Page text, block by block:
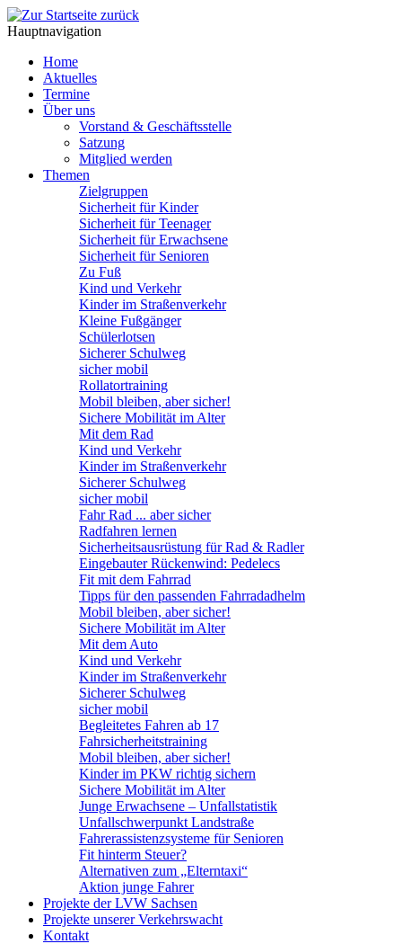
Hauptnavigation
Home
Aktuelles
Termine
Über uns
Vorstand & Geschäftsstelle
Satzung
Mitglied werden
Themen
Zielgruppen
Sicherheit für Kinder
Sicherheit für Teenager
Sicherheit für Erwachsene
Sicherheit für Senioren
Zu Fuß
Kind und Verkehr
Kinder im Straßenverkehr
Kleine Fußgänger
Schülerlotsen
Sicherer Schulweg
sicher mobil
Rollatortraining
Mobil bleiben, aber sicher!
Sichere Mobilität im Alter
Mit dem Rad
Kind und Verkehr
Kinder im Straßenverkehr
Sicherer Schulweg
sicher mobil
Fahr Rad ... aber sicher
Radfahren lernen
Sicherheitsausrüstung für Rad & Radler
Eingebauter Rückenwind: Pedelecs
Fit mit dem Fahrrad
Tipps für den passenden Fahrradadhelm
Mobil bleiben, aber sicher!
Sichere Mobilität im Alter
Mit dem Auto
Kind und Verkehr
Kinder im Straßenverkehr
Sicherer Schulweg
sicher mobil
Begleitetes Fahren ab 17
Fahrsicherheitstraining
Mobil bleiben, aber sicher!
Kinder im PKW richtig sichern
Sichere Mobilität im Alter
Junge Erwachsene – Unfallstatistik
Unfallschwerpunkt Landstraße
Fahrerassistenzsysteme für Senioren
Fit hinterm Steuer?
Alternativen zum „Elterntaxi“
Aktion junge Fahrer
Projekte der LVW Sachsen
Projekte unserer Verkehrswacht
Kontakt